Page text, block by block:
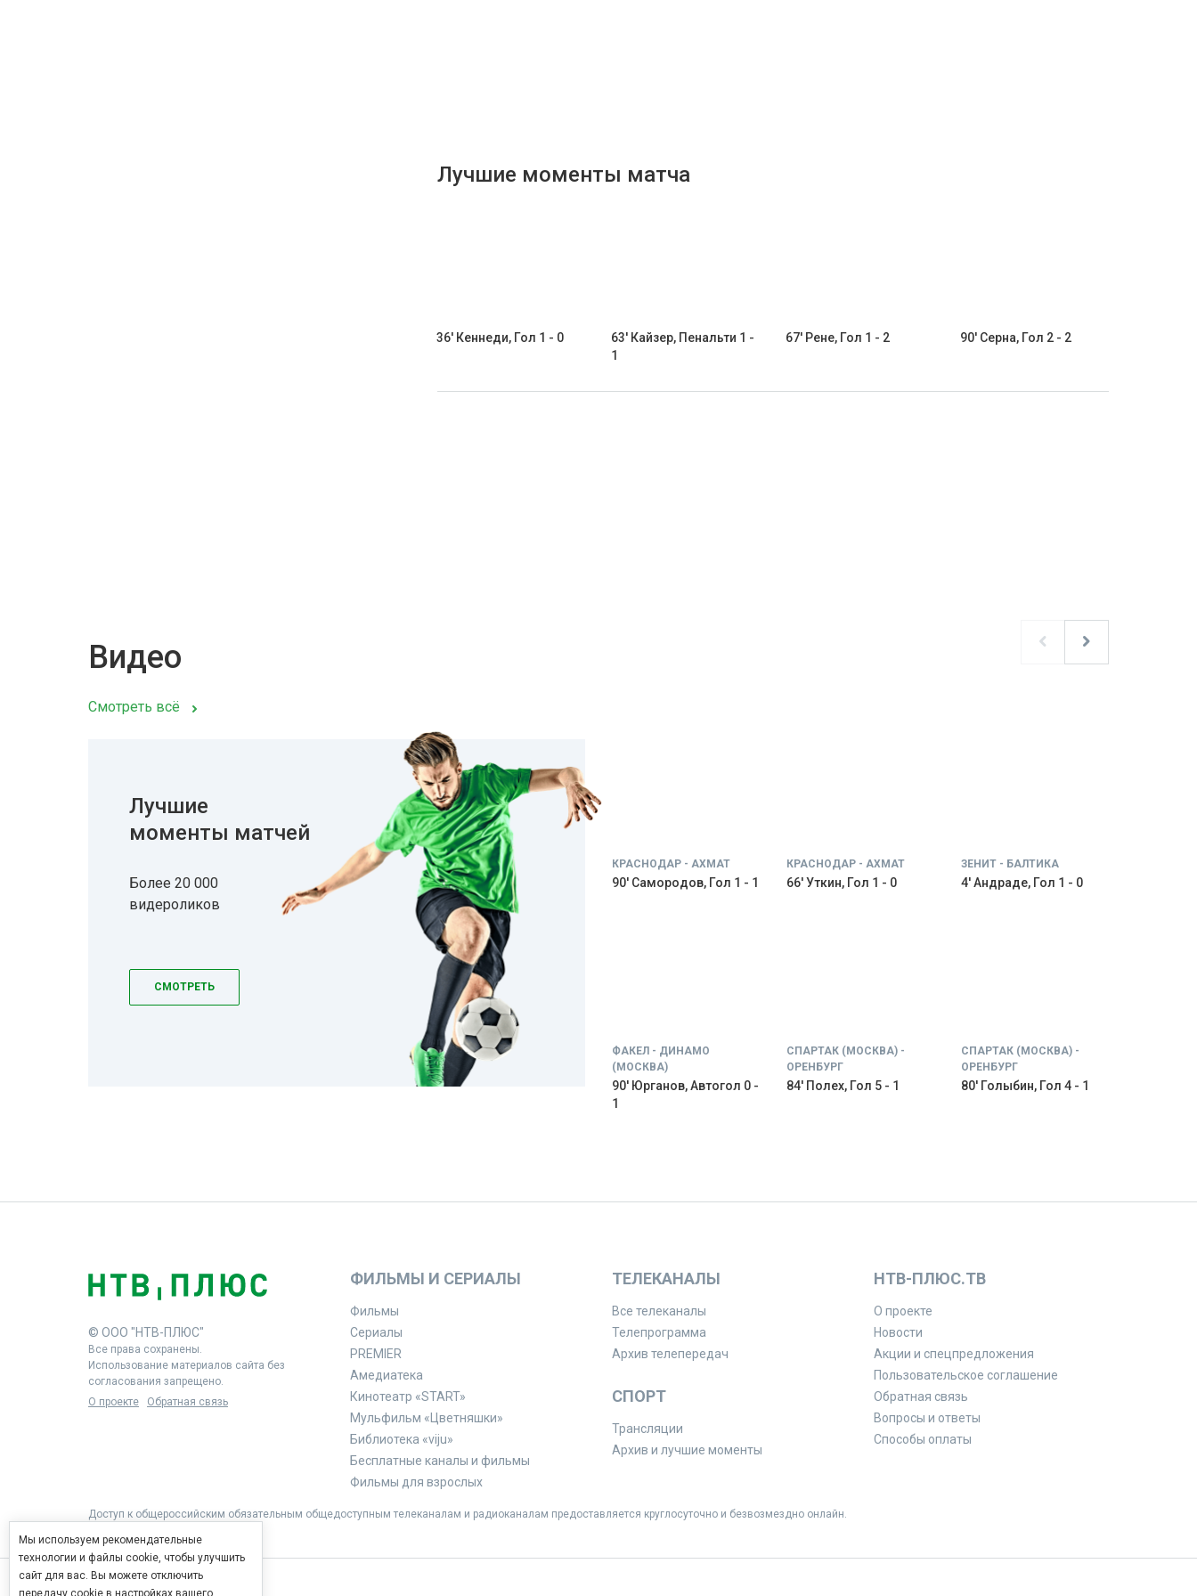
Лучшие моменты матча
36' Кеннеди, Гол 1 - 0
63' Кайзер, Пенальти 1 -
1
67' Рене, Гол 1 - 2 90' Серна, Гол 2 - 2
Видео
Смотреть всё
Лучшие
моменты матчей
Более 20 000
видероликов
СМОТРЕТЬ
КРАСНОДАР - АХМАТ
90' Самородов, Гол 1 - 1
КРАСНОДАР - АХМАТ
66' Уткин, Гол 1 - 0
ЗЕНИТ - БАЛТИКА
4' Андраде, Гол 1 - 0
ФАКЕЛ - ДИНАМО
(МОСКВА)
90' Юрганов, Автогол 0 -
1
СПАРТАК (МОСКВА) -
ОРЕНБУРГ
84' Полех, Гол 5 - 1
СПАРТАК (МОСКВА) -
ОРЕНБУРГ
80' Голыбин, Гол 4 - 1
© ООО "НТВ-ПЛЮС"
Все права сохранены.
Использование материалов сайта без
согласования запрещено.
О проекте
Обратная связь
ФИЛЬМЫ И СЕРИАЛЫ
Фильмы
Сериалы
PREMIER
Амедиатека
Кинотеатр «START»
Мульфильм «Цветняшки»
Библиотека «viju»
Бесплатные каналы и фильмы
Фильмы для взрослых
ТЕЛЕКАНАЛЫ
Все телеканалы
Телепрограмма
Архив телепередач
СПОРТ
Трансляции
Архив и лучшие моменты
НТВ-ПЛЮС.ТВ
О проекте
Новости
Акции и спецпредложения
Пользовательское соглашение
Обратная связь
Вопросы и ответы
Способы оплаты
Доступ к общероссийским обязательным общедоступным телеканалам и радиоканалам предоставляется круглосуточно и безвозмездно онлайн.
Мы используем рекомендательные
технологии и файлы cookie, чтобы улучшить
сайт для вас. Вы можете отключить
передачу cookie в настройках вашего